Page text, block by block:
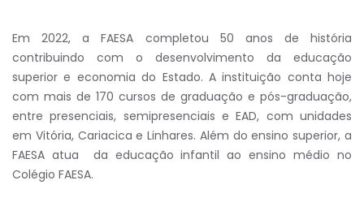
Em 2022, a FAESA completou 50 anos de história
contribuindo com o desenvolvimento da educação
superior e economia do Estado. A instituição conta hoje
com mais de 170 cursos de graduação e pós-graduação,
entre presenciais, semipresenciais e EAD, com unidades
em Vitória, Cariacica e Linhares. Além do ensino superior, a
FAESA atua da educação infantil ao ensino médio no
Colégio FAESA.